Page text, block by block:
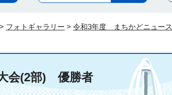
> フォトギャラリー > 令和3年度 まちかどニュース
会(2部) 優勝者